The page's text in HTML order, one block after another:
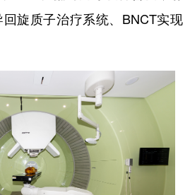
旋质子治疗系统、BNCT实现